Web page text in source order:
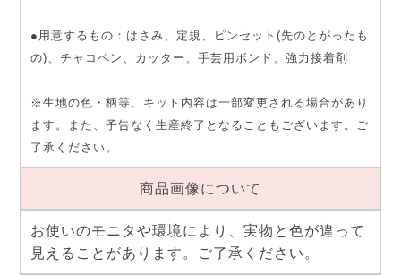
●用意するもの：はさみ、定規、ピンセット(先のとがったも
の)、チャコペン、カッター、手芸用ボンド、強力接着剤
※生地の色・柄等、キット内容は一部変更される場合があり
ます。また、予告なく生産終了となることもございます。ご
了承ください。
商品画像について
お使いのモニタや環境により、実物と色が違って
見えることがあります。ご了承ください。